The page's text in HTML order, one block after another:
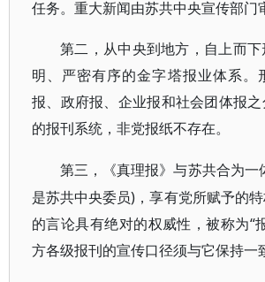
任务。重大新闻由苏共中央宣传部门
第二，从中央到地方，自上而
明、严密有序的金字塔报业体系。
报、政府报、企业报和社会团体报
的报刊系统，非党报纸不存在。
第三，《真理报》与苏共合为一
是苏共中央委员)，享有党所赋予的特
的言论具有绝对的权威性，被称为“
方各级报刊的宣传口径须与它保持一